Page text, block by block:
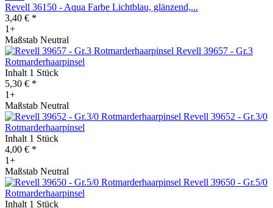
Revell 36150 - Aqua Farbe Lichtblau, glänzend,...
3,40 € *
1+
Maßstab Neutral
Revell 39657 - Gr.3
Rotmarderhaarpinsel
Inhalt 1 Stück
5,30 € *
1+
Maßstab Neutral
Revell 39652 - Gr.3/0
Rotmarderhaarpinsel
Inhalt 1 Stück
4,00 € *
1+
Maßstab Neutral
Revell 39650 - Gr.5/0
Rotmarderhaarpinsel
Inhalt 1 Stück